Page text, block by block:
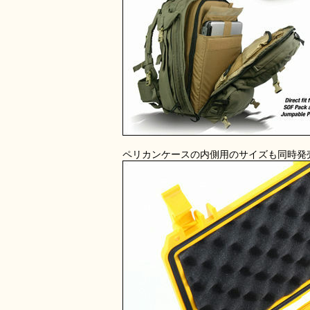
ペリカンケースの内側用のサイズも同時発